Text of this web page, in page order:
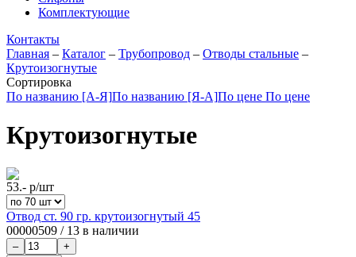
Комплектующие
Контакты
Главная – Каталог – Трубопровод – Отводы стальные –
Крутоизогнутые
Сортировка
По названию [А-Я]По названию [Я-А]По цене По цене
Крутоизогнутые
53.- р/шт
Отвод ст. 90 гр. крутоизогнутый 45
00000509 / 13 в наличии